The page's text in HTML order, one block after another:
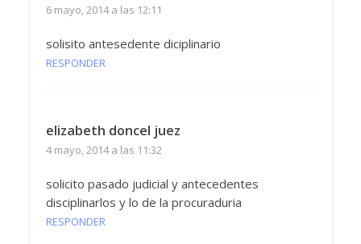
6 mayo, 2014 a las 12:11
solisito antesedente diciplinario
RESPONDER
elizabeth doncel juez
4 mayo, 2014 a las 11:32
solicito pasado judicial y antecedentes
disciplinarlos y lo de la procuraduria
RESPONDER